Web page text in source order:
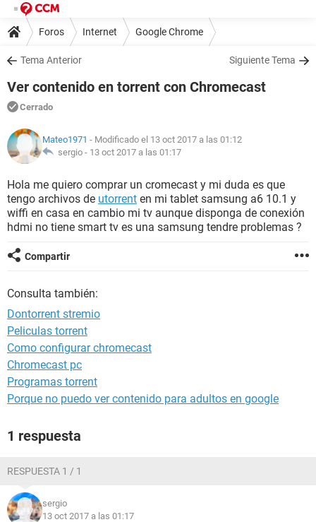
Foros Internet Google Chrome
Tema Anterior Siguiente Tema
Ver contenido en torrent con Chromecast
Cerrado
Mateo1971 - Modificado el 13 oct 2017 a las 01:12
sergio - 13 oct 2017 a las 01:17
Hola me quiero comprar un cromecast y mi duda es que
tengo archivos de utorrent en mi tablet samsung a6 10.1 y
wiffi en casa en cambio mi tv aunque disponga de conexión
hdmi no tiene smart tv es una samsung tendre problemas ?
Compartir
Consulta también:
Dontorrent stremio
Peliculas torrent
Como configurar chromecast
Chromecast pc
Programas torrent
Porque no puedo ver contenido para adultos en google
1 respuesta
RESPUESTA 1 / 1
sergio
13 oct 2017 a las 01:17